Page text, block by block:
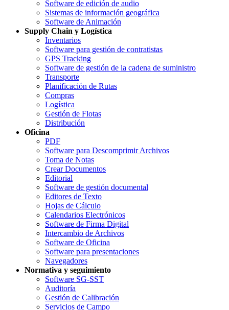
Software de edición de audio
Sistemas de información geográfica
Software de Animación
Supply Chain y Logística
Inventarios
Software para gestión de contratistas
GPS Tracking
Software de gestión de la cadena de suministro
Transporte
Planificación de Rutas
Compras
Logística
Gestión de Flotas
Distribución
Oficina
PDF
Software para Descomprimir Archivos
Toma de Notas
Crear Documentos
Editorial
Software de gestión documental
Editores de Texto
Hojas de Cálculo
Calendarios Electrónicos
Software de Firma Digital
Intercambio de Archivos
Software de Oficina
Software para presentaciones
Navegadores
Normativa y seguimiento
Software SG-SST
Auditoría
Gestión de Calibración
Servicios de Campo